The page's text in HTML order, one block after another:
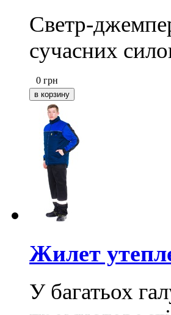
Светр-
сучасних
0 грн
Жилет
У багатьох